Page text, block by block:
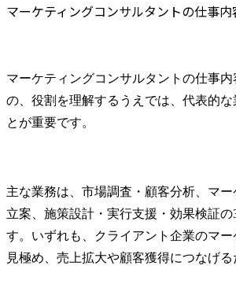
マーケティングコンサルタントの仕事内
マーケティングコンサルタントの仕事
の、役割を理解するうえでは、代表的な
とが重要です。
主な業務は、市場調査・顧客分析、マ
立案、施策設計・実行支援・効果検証の
す。いずれも、クライアント企業のマ
見極め、売上拡大や顧客獲得につなげる